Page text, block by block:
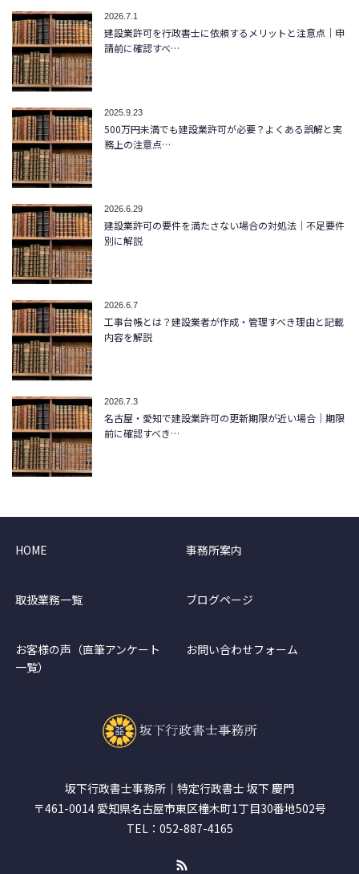
2026.7.1
建設業許可を行政書士に依頼するメリットと注意点｜申
請前に確認すべ…
2025.9.23
500万円未満でも建設業許可が必要？よくある誤解と実
務上の注意点…
2026.6.29
建設業許可の要件を満たさない場合の対処法｜不足要件
別に解説
2026.6.7
工事台帳とは？建設業者が作成・管理すべき理由と記載
内容を解説
2026.7.3
名古屋・愛知で建設業許可の更新期限が近い場合｜期限
前に確認すべき…
HOME 事務所案内
取扱業務一覧 ブログページ
お客様の声（直筆アンケート
一覧）
お問い合わせフォーム
坂下行政書士事務所｜特定行政書士 坂下 慶門
〒461-0014 愛知県名古屋市東区橦木町1丁目30番地502号
TEL：052-887-4165